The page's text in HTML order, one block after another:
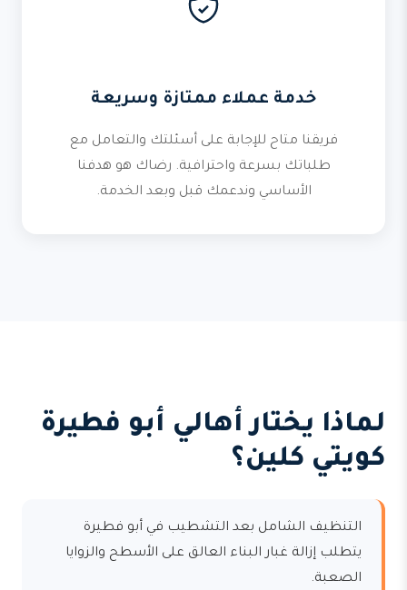
خدمة عملاء ممتازة وسريعة
فريقنا متاح للإجابة على أسئلتك والتعامل مع
طلباتك بسرعة واحترافية. رضاك هو هدفنا
الأساسي وندعمك قبل وبعد الخدمة.
لماذا يختار أهالي أبو فطيرة
كويتي كلين؟
التنظيف الشامل بعد التشطيب في أبو فطيرة
يتطلب إزالة غبار البناء العالق على الأسطح والزوايا
الصعبة.